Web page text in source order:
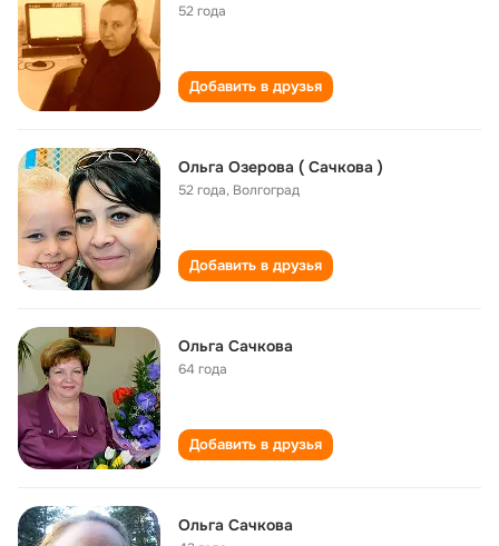
52 года
Добавить в друзья
Ольга Озерова ( Сачкова )
52 года, Волгоград
Добавить в друзья
Ольга Сачкова
64 года
Добавить в друзья
Ольга Сачкова